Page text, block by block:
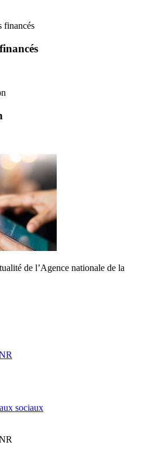
financés
de l’Agence nationale de la
sociaux